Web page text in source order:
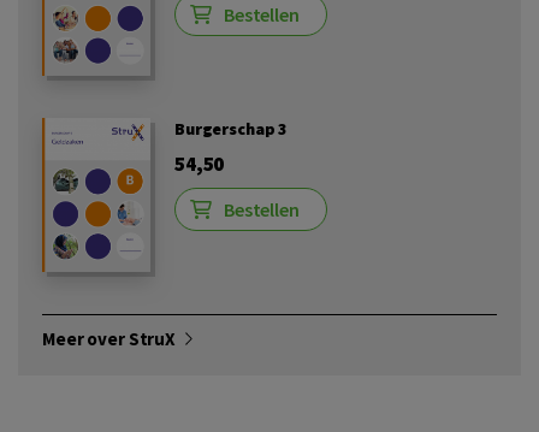
Bestellen
Burgerschap 3
54,50
Bestellen
Meer over StruX